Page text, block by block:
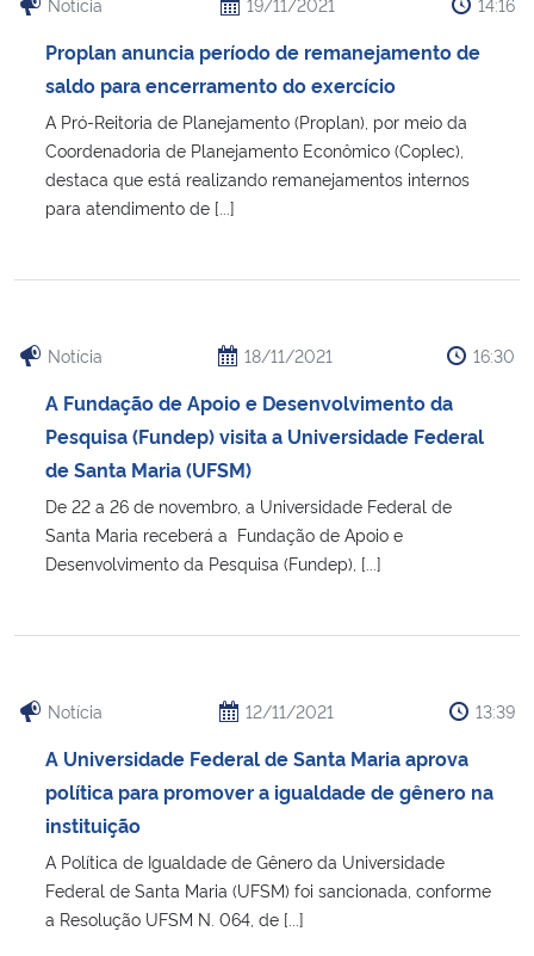
Proplan anuncia período de remanejamento de
saldo para encerramento do exercício
A Pró-Reitoria de Planejamento (Proplan), por meio da
Coordenadoria de Planejamento Econômico (Coplec),
destaca que está realizando remanejamentos internos
para atendimento de [...]
Notícia 18/11/2021 16:30
A Fundação de Apoio e Desenvolvimento da
Pesquisa (Fundep) visita a Universidade Federal
de Santa Maria (UFSM)
De 22 a 26 de novembro, a Universidade Federal de
Santa Maria receberá a Fundação de Apoio e
Desenvolvimento da Pesquisa (Fundep), [...]
Notícia 12/11/2021 13:39
A Universidade Federal de Santa Maria aprova
política para promover a igualdade de gênero na
instituição
A Política de Igualdade de Gênero da Universidade
Federal de Santa Maria (UFSM) foi sancionada, conforme
a Resolução UFSM N. 064, de [...]